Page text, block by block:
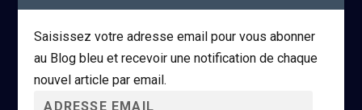
Saisissez votre adresse email pour vous abonner
au Blog bleu et recevoir une notification de chaque
nouvel article par email.